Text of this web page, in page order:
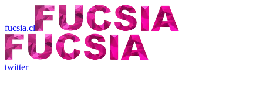
fucsia.cl
twitter